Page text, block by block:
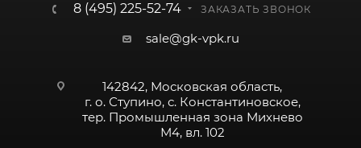
8 (495) 225-52-74 ЗАКАЗАТЬ ЗВОНОК
sale@gk-vpk.ru
142842, Московская область,
г. о. Ступино, с. Константиновское,
тер. Промышленная зона Михнево
М4, вл. 102